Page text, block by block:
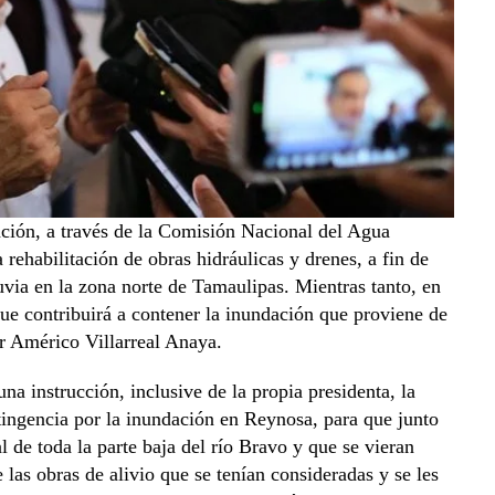
a través de la Comisión Nacional del Agua
de obras hidráulicas y drenes, a fin de
en la zona norte de Tamaulipas. Mientras tanto, en
contribuirá a contener la inundación que proviene de
Américo Villarreal Anaya.
instrucción, inclusive de la propia presidenta, la
por la inundación en Reynosa, para que junto
de toda la parte baja del río Bravo y que se vieran
obras de alivio que se tenían consideradas y se les